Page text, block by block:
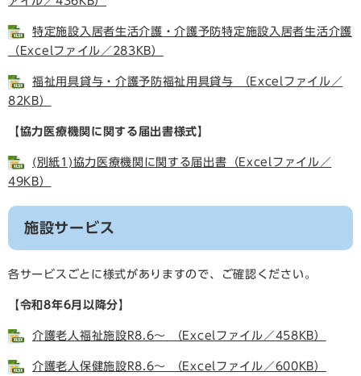
特定施設入居者生活介護・介護予防特定施設入居者生活介護
（Excelファイル／283KB）
福祉用具貸与・介護予防福祉用具貸与 （Excelファイル／
82KB）
【協力医療機関に関する届出書様式】
(別紙1)協力医療機関に関する届出書（Excelファイル／
49KB）
施設サービス
各サービスごとに様式がありますので、ご確認ください。
【令和8年6月以降分】
介護老人福祉施設R8.6～ （Excelファイル／458KB）
介護老人保健施設R8.6～ （Excelファイル／600KB）